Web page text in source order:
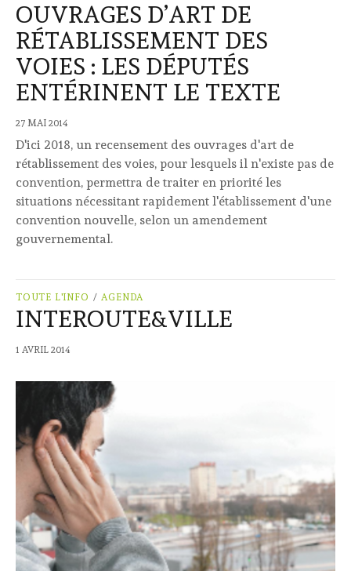
OUVRAGES D’ART DE
RÉTABLISSEMENT DES
VOIES : LES DÉPUTÉS
ENTÉRINENT LE TEXTE
27 MAI 2014
D'ici 2018, un recensement des ouvrages d'art de
rétablissement des voies, pour lesquels il n'existe pas de
convention, permettra de traiter en priorité les
situations nécessitant rapidement l'établissement d'une
convention nouvelle, selon un amendement
gouvernemental.
TOUTE L'INFO / AGENDA
INTEROUTE&VILLE
1 AVRIL 2014